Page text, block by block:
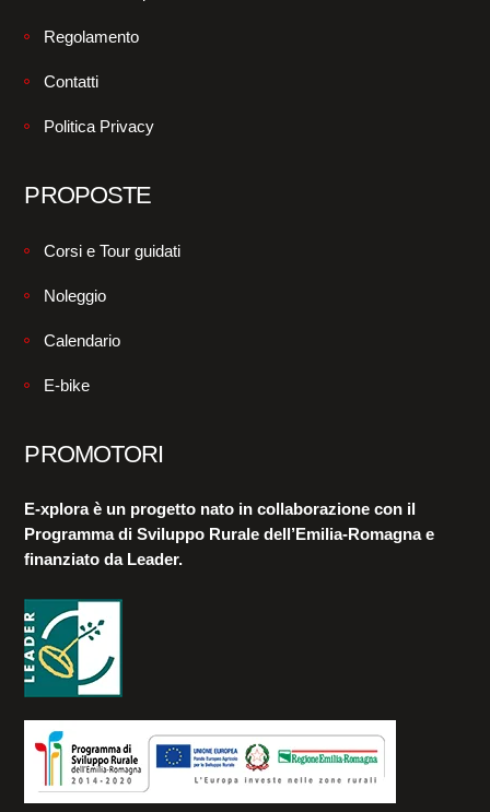
Regolamento
Contatti
Politica Privacy
PROPOSTE
Corsi e Tour guidati
Noleggio
Calendario
E-bike
PROMOTORI
E-xplora è un progetto nato in collaborazione con il
Programma di Sviluppo Rurale dell’Emilia-Romagna e
finanziato da Leader.